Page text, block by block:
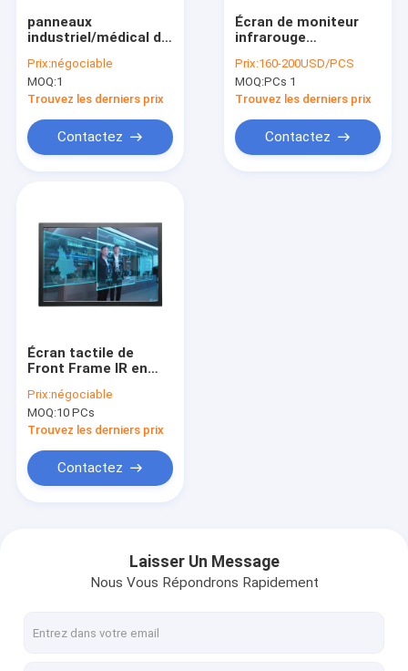
panneaux
industriel/médical de
TFT LCD, 10,1 » de
LVDS d'affichage
Prix:négociable
MOQ:1
Trouvez les derniers prix
Contactez
Écran de moniteur
infrarouge
contact de 17
pouces pour la
largeur 390mm de
Prix:160-200USD/PCS
MOQ:PCs 1
Trouvez les derniers prix
Contactez
Écran tactile de
Front Frame IR en
multi d'affichage à
cristaux liquides de
contact de pouce
Prix:négociable
MOQ:10 PCs
Trouvez les derniers prix
Contactez
Laisser Un Message
Nous Vous Répondrons Rapidement